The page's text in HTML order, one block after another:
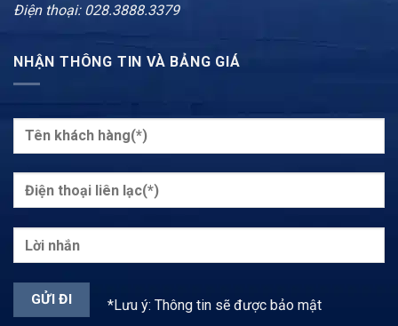
Điện thoại: 028.3888.3379
NHẬN THÔNG TIN VÀ BẢNG GIÁ
*Lưu ý: Thông tin sẽ được bảo mật